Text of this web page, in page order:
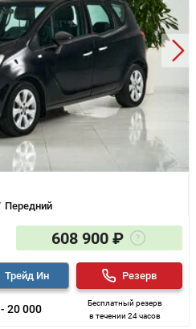
Передний
608 900 ₽
- 20 000
Трейд Ин
Бесплатный резерв
в течении 24 часов
Резерв